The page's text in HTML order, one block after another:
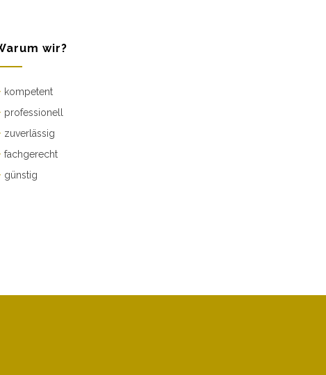
wir?
kompetent
professionell
zuverlässig
fachgerecht
günstig